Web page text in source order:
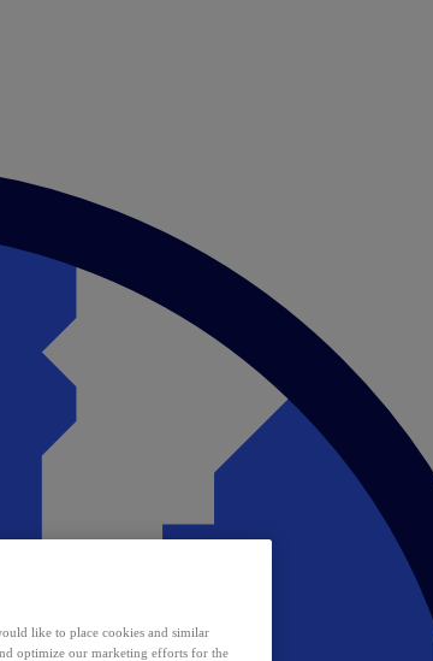
like to place cookies and similar
optimize our marketing efforts for the